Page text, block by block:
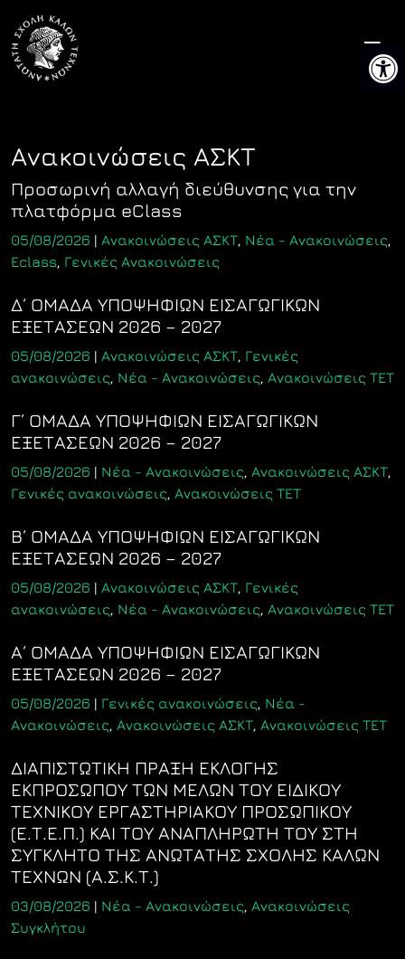
content
Ανακοινώσεις ΑΣΚΤ
Προσωρινή αλλαγή διεύθυνσης για την
πλατφόρμα eClass
05/08/2026 | Ανακοινώσεις ΑΣΚΤ, Νέα - Ανακοινώσεις,
Eclass, Γενικές Ανακοινώσεις
Δ΄ ΟΜΑΔΑ ΥΠΟΨΗΦΙΩΝ ΕΙΣΑΓΩΓΙΚΩΝ
ΕΞΕΤΑΣΕΩΝ 2026 – 2027
05/08/2026 | Ανακοινώσεις ΑΣΚΤ, Γενικές
ανακοινώσεις, Νέα - Ανακοινώσεις, Ανακοινώσεις ΤΕΤ
Γ΄ ΟΜΑΔΑ ΥΠΟΨΗΦΙΩΝ ΕΙΣΑΓΩΓΙΚΩΝ
ΕΞΕΤΑΣΕΩΝ 2026 – 2027
05/08/2026 | Νέα - Ανακοινώσεις, Ανακοινώσεις ΑΣΚΤ,
Γενικές ανακοινώσεις, Ανακοινώσεις ΤΕΤ
Β΄ ΟΜΑΔΑ ΥΠΟΨΗΦΙΩΝ ΕΙΣΑΓΩΓΙΚΩΝ
ΕΞΕΤΑΣΕΩΝ 2026 – 2027
05/08/2026 | Ανακοινώσεις ΑΣΚΤ, Γενικές
ανακοινώσεις, Νέα - Ανακοινώσεις, Ανακοινώσεις ΤΕΤ
Α΄ ΟΜΑΔΑ ΥΠΟΨΗΦΙΩΝ ΕΙΣΑΓΩΓΙΚΩΝ
ΕΞΕΤΑΣΕΩΝ 2026 – 2027
05/08/2026 | Γενικές ανακοινώσεις, Νέα -
Ανακοινώσεις, Ανακοινώσεις ΑΣΚΤ, Ανακοινώσεις ΤΕΤ
ΔΙΑΠΙΣΤΩΤΙΚΗ ΠΡΑΞΗ ΕΚΛΟΓΗΣ
ΕΚΠΡΟΣΩΠΟΥ ΤΩΝ ΜΕΛΩΝ ΤΟΥ ΕΙΔΙΚΟΥ
ΤΕΧΝΙΚΟΥ ΕΡΓΑΣΤΗΡΙΑΚΟΥ ΠΡΟΣΩΠΙΚΟΥ
(Ε.Τ.Ε.Π.) ΚΑΙ ΤΟΥ ΑΝΑΠΛΗΡΩΤΗ ΤΟΥ ΣΤΗ
ΣΥΓΚΛΗΤΟ ΤΗΣ ΑΝΩΤΑΤΗΣ ΣΧΟΛΗΣ ΚΑΛΩΝ
ΤΕΧΝΩΝ (Α.Σ.Κ.Τ.)
03/08/2026 | Νέα - Ανακοινώσεις, Ανακοινώσεις
Συγκλήτου